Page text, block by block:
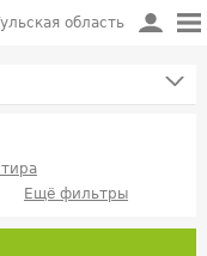
область
Ещё фильтры